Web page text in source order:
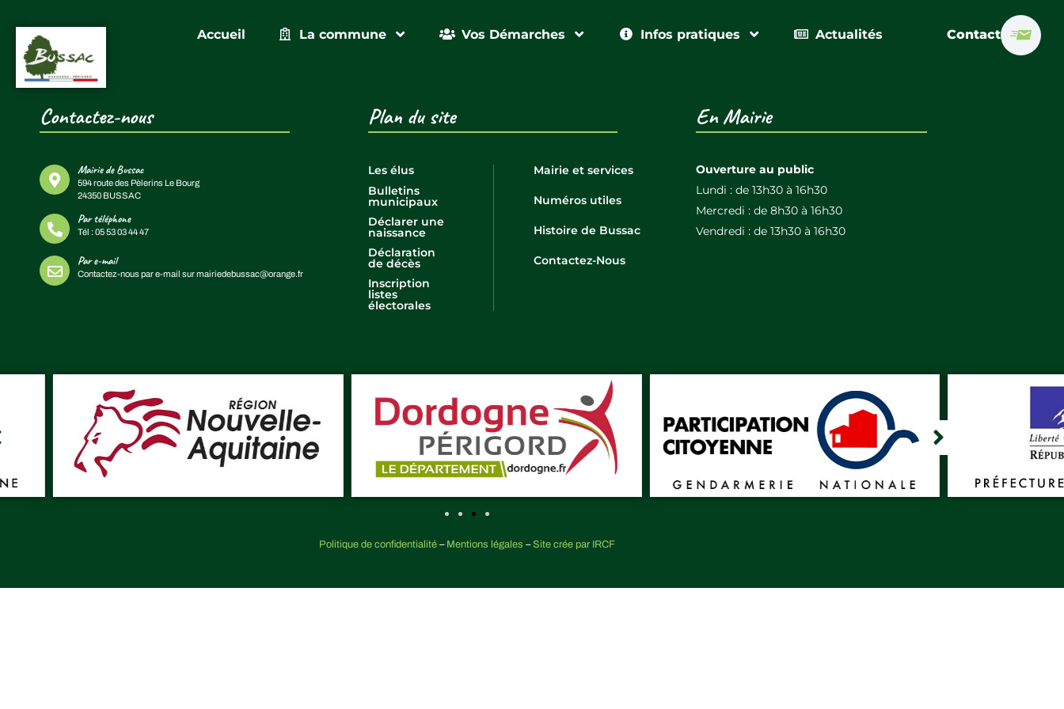
Accueil La commune Vos Démarches Infos pratiques Actualités Contact
Étiqueté
Contactez-nous
Mairie de Bussac
594 route des Pèlerins Le Bourg
24350 BUSSAC
Par téléphone
Tél :05 53 03 44 47
Par e-mail
Contactez-nous par e-mail surmairiedebussac@orange.fr
Plan du site
Les élus
Bulletins
municipaux
Déclarer une
naissance
Déclaration
de décès
Inscription
listes
électorales
Mairie et services
Numéros utiles
Histoire de Bussac
Contactez-Nous
En Mairie
Ouverture au public
Lundi : de 13h30 à 16h30
Mercredi : de 8h30 à 16h30
Vendredi : de 13h30 à 16h30
Politique de confidentialité – Mentions légales –Site crée par IRCF